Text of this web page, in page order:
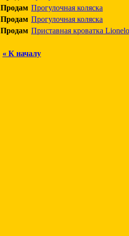
Продам Прогулочная коляска
Продам Прогулочная коляска
Продам Приставная кроватка
« К началу